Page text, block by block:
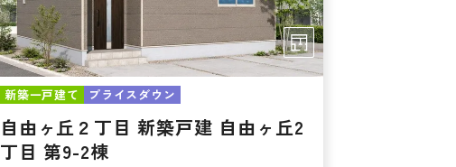
新築一戸建て プライスダウン
自由ヶ丘２丁目 新築戸建 自由ヶ丘2
丁目 第9-2棟